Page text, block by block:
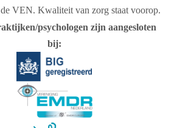
VEN. Kwaliteit van zorg staat voorop.
psychologen zijn aangesloten
bij: